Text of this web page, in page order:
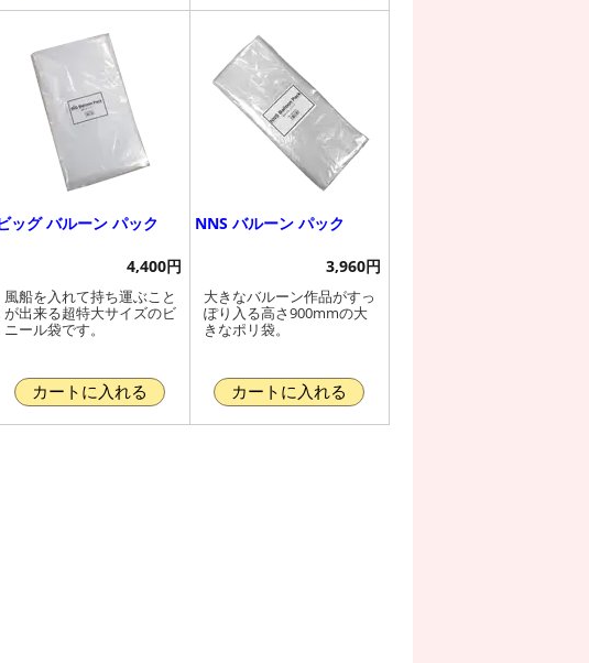
ッグ バルーン パック
4,400円
風船を入れて持ち運ぶこと
が出来る超特大サイズのビ
ニール袋です。
カートに入れる
NNS バルーン パック
3,960円
大きなバルーン作品がすっ
ぽり入る高さ900mmの大
きなポリ袋。
カートに入れる